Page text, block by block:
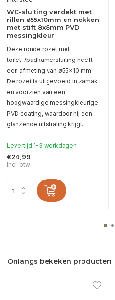
WC-sluiting verdekt met
rillen ø55x10mm en nokken
met stift 8x8mm PVD
messingkleur
Deze ronde rozet met
toilet-/badkamersluiting heeft
een afmeting van ø55x10 mm.
De rozet is uitgevoerd in zamak
en voorzien van een
hoogwaardige messingkleurige
PVD coating, waardoor hij een
glanzende uitstraling krijgt.
Levertijd 1-3 werkdagen
€24,99
Incl. btw
Onlangs bekeken producten